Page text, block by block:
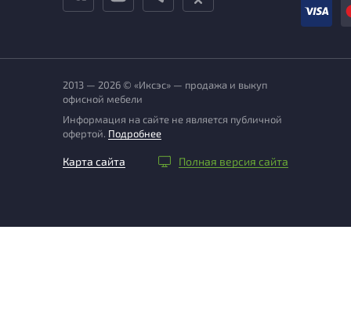
2013 — 2026 © «Иксэс» — продажа и выкуп
офисной мебели
Информация на сайте не является публичной
офертой. Подробнее
Карта сайта Полная версия сайта